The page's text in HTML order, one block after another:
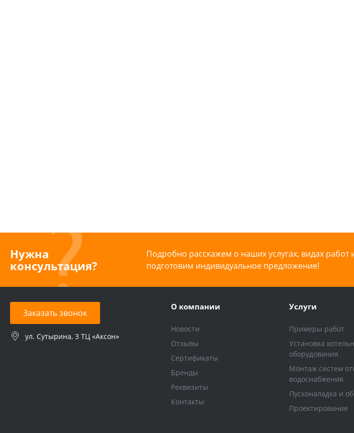
Нужна
консультация?
Подробно расскажем о наших услугах, видах работ
подготовим индивидуальное предложение!
Заказать звонок
ул. Сутырина, 3 ТЦ «Аксон»
О компании
Новости
Отзывы
Сертификаты
Бренды
Реквизиты
Контакты
Услуги
Примеры работ
Установка
оборудования
Монтаж систем
водоснабжения
Пусконаладка и
Проектирование